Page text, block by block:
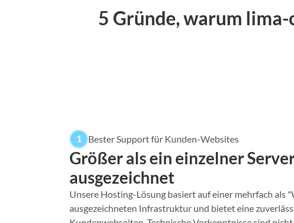
5 Gründe, warum
1 Bester Support für Kunden-Websites
Größer als ein einzelner
ausgezeichnet
Unsere Hosting-Lösung basiert auf einer mehrfach als
ausgezeichneten Infrastruktur und bietet eine